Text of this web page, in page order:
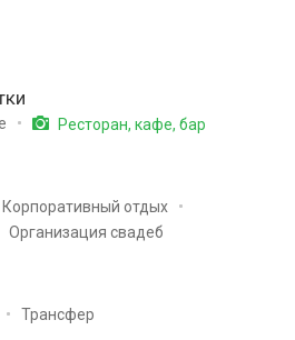
Ресторан, кафе, бар
Корпоративный отдых
Организация свадеб
Трансфер